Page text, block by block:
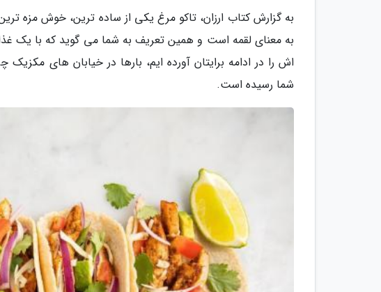
به گزارش کتاب ارزان، تاکو مرغ یکی از ساده ترین، خوش مزه
به معنای لقمه است و همین تعریف به شما می گوید که با یک
اش را در ادامه برایتان آورده ایم، بارها در خیابان های
شما رسیده است.